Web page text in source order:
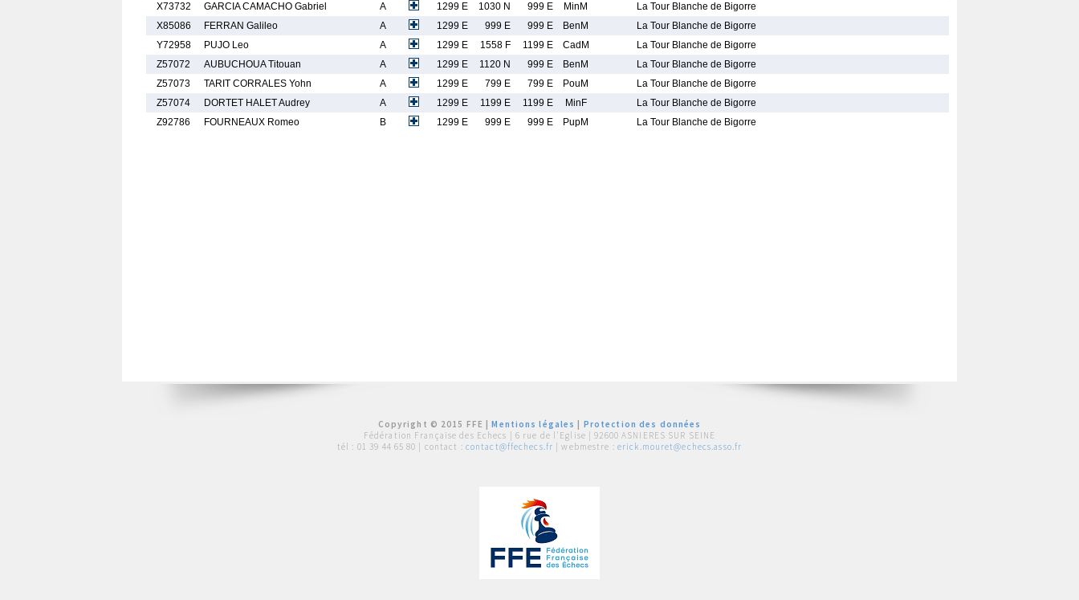
X73732
GARCIA CAMACHO Gabriel A 1299 E 1030 N 999 E MinM
La Tour Blanche de Bigorre
X85086
FERRAN Galileo A 1299 E 999 E 999 E BenM
La Tour Blanche de Bigorre
Y72958
PUJO Leo A 1299 E 1558 F 1199 E CadM
La Tour Blanche de Bigorre
Z57072
AUBUCHOUA Titouan A 1299 E 1120 N 999 E BenM
La Tour Blanche de Bigorre
Z57073
TARIT CORRALES Yohn A 1299 E 799 E 799 E PouM
La Tour Blanche de Bigorre
Z57074
DORTET HALET Audrey A 1299 E 1199 E 1199 E MinF
La Tour Blanche de Bigorre
Z92786
FOURNEAUX Romeo B 1299 E 999 E 999 E PupM La Tour Blanche de Bigorre
Copyright © 2015 FFE |Mentions légales
Protection des données
Fédération Française des Echecs | 6 rue de l'Eglise | 92600 ASNIERES SUR SEINE
tél : 01 39 44 65 80 | contact : contact@ffechecs.fr | webmestre : erick.mouret@echecs.asso.fr